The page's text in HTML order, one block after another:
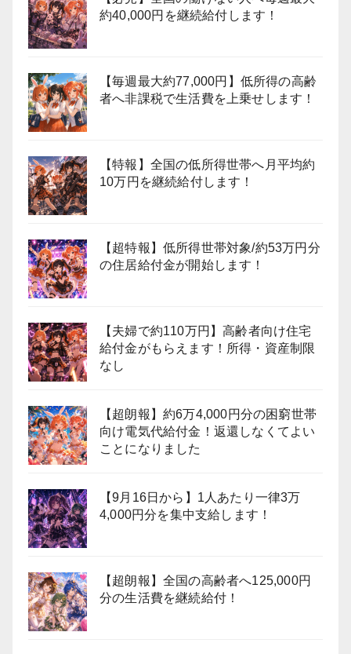
約40,000円を継続給付します！
【毎週最大約77,000円】低所得の高齢
者へ非課税で生活費を上乗せします！
【特報】全国の低所得世帯へ月平均約
10万円を継続給付します！
【超特報】低所得世帯対象/約53万円分
の住居給付金が開始します！
【夫婦で約110万円】高齢者向け住宅
給付金がもらえます！所得・資産制限
なし
【超朗報】約6万4,000円分の困窮世帯
向け電気代給付金！返還しなくてよい
ことになりました
【9月16日から】1人あたり一律3万
4,000円分を集中支給します！
【超朗報】全国の高齢者へ125,000円
分の生活費を継続給付！